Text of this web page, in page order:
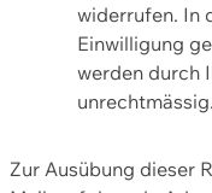
widerrufen. In
Einwilligung
werden durch
unrechtmässig.
Zur Ausübung dieser